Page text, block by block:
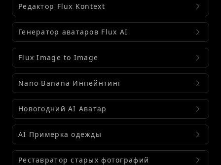
Редактор Flux Kontext
Генератор аватаров Flux AI
Flux Image to Image
Nano Banana Инпейнтинг
Новогодний AI Аватар
AI Примерка одежды
Реставратор старых фотографий